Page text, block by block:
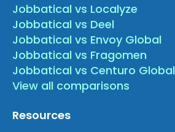
Jobbatical vs Localyze
Jobbatical vs Deel
Jobbatical vs Envoy Global
Jobbatical vs Fragomen
Jobbatical vs Centuro Global
View all comparisons
Resources